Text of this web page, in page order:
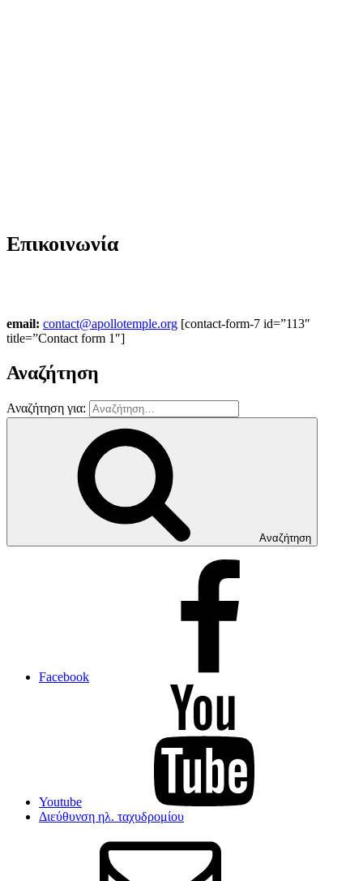
Επικοινωνία
email: contact@apollotemple.org [contact-form-7 id=”113″
title=”Contact form 1″]
Αναζήτηση
Αναζήτηση για:
Αναζήτηση
Facebook
Youtube
Διεύθυνση ηλ. ταχυδρομίου